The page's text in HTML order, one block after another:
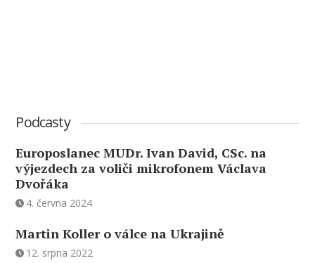
Podcasty
Europoslanec MUDr. Ivan David, CSc. na
výjezdech za voliči mikrofonem Václava
Dvořáka
4. června 2024
Martin Koller o válce na Ukrajině
12. srpna 2022